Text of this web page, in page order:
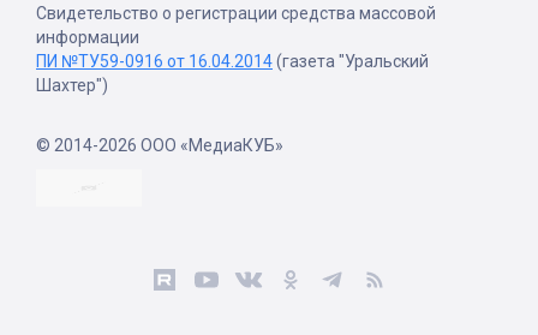
Свидетельство о регистрации средства массовой
информации
ПИ №ТУ59-0916 от 16.04.2014(газета "Уральский
Шахтер")
© 2014-2026 ООО «МедиаКУБ»